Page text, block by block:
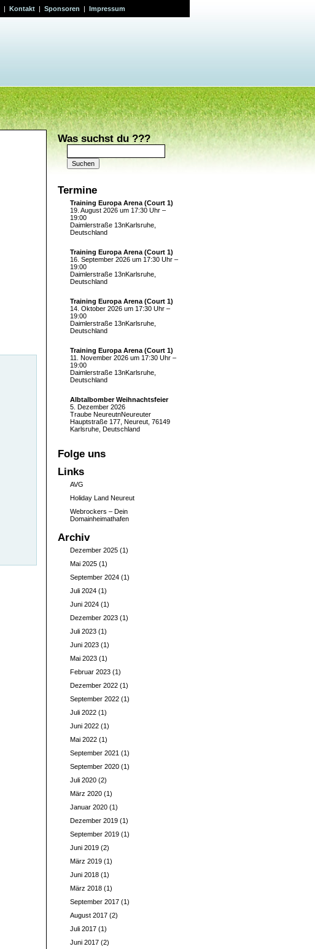
| Kontakt| Sponsoren | Impressum
Was suchst du ???
Suchen
nach:
Termine
Training Europa Arena (Court 1)
19. August 2026 um 17:30 Uhr –
19:00
Daimlerstraße 13nKarlsruhe,
Deutschland
Training Europa Arena (Court 1)
16. September 2026 um 17:30 Uhr –
19:00
Daimlerstraße 13nKarlsruhe,
Deutschland
Training Europa Arena (Court 1)
14. Oktober 2026 um 17:30 Uhr –
19:00
Daimlerstraße 13nKarlsruhe,
Deutschland
Training Europa Arena (Court 1)
11. November 2026 um 17:30 Uhr –
19:00
Daimlerstraße 13nKarlsruhe,
Deutschland
Albtalbomber Weihnachtsfeier
5. Dezember 2026
Traube NeureutnNeureuter
Hauptstraße 177, Neureut, 76149
Karlsruhe, Deutschland
Folge uns
Links
AVG
Holiday Land Neureut
Webrockers – Dein
Domainheimathafen
Archiv
Dezember 2025(1)
Mai 2025(1)
September 2024(1)
Juli 2024(1)
Juni 2024(1)
Dezember 2023(1)
Juli 2023(1)
Juni 2023(1)
Mai 2023(1)
Februar 2023(1)
Dezember 2022(1)
September 2022(1)
Juli 2022(1)
Juni 2022(1)
Mai 2022(1)
September 2021 (1)
September 2020(1)
Juli 2020(2)
März 2020(1)
Januar 2020(1)
Dezember 2019(1)
September 2019(1)
Juni 2019(2)
März 2019(1)
Juni 2018(1)
März 2018(1)
September 2017(1)
August 2017(2)
Juli 2017(1)
Juni 2017(2)